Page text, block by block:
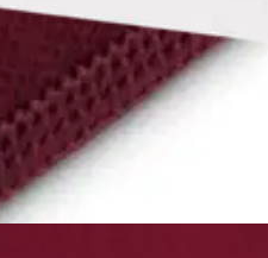
Jersey, 15.6"